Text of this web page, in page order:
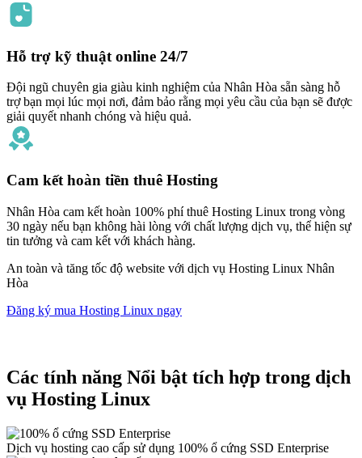
Hỗ trợ kỹ thuật online 24/7
Đội ngũ chuyên gia giàu kinh nghiệm của Nhân Hòa sẵn sàng hỗ
trợ bạn mọi lúc mọi nơi, đảm bảo rằng mọi yêu cầu của bạn sẽ được
giải quyết nhanh chóng và hiệu quả.
Cam kết hoàn tiền thuê Hosting
Nhân Hòa cam kết hoàn 100% phí thuê Hosting Linux trong vòng
30 ngày nếu bạn không hài lòng với chất lượng dịch vụ, thể hiện sự
tin tưởng và cam kết với khách hàng.
An toàn và tăng tốc độ website với dịch vụ Hosting Linux Nhân
Hòa
Đăng ký mua Hosting Linux ngay
Các tính năng Nổi bật tích hợp trong dịch
vụ Hosting Linux
Dịch vụ hosting cao cấp sử dụng 100% ổ cứng SSD Enterprise